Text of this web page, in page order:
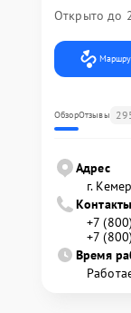
Открыто до
ОбзорОтзывы
Адрес
г.
Контакты
+7
+7
Время